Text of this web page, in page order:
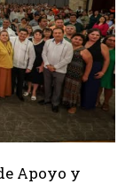
Apoyo y